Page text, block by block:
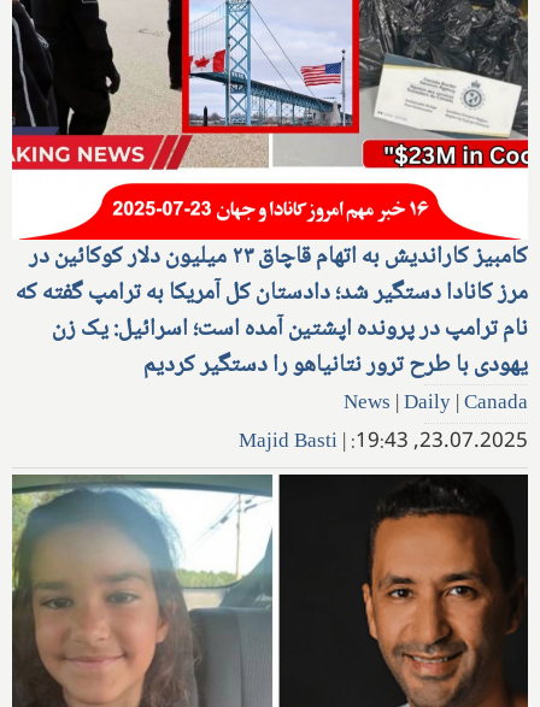
کامبیز کاراندیش به اتهام قاچاق ۲۳ میلیون دلار کوکائین در
مرز کانادا دستگیر شد؛ دادستان کل آمریکا به ترامپ گفته که
نام ترامپ در پرونده اپشتین آمده است؛ اسرائیل: یک زن
یهودی با طرح ترور نتانیاهو را دستگیر کردیم
News |Daily|Canada
23.07.2025, 19:43:
|
Majid Basti